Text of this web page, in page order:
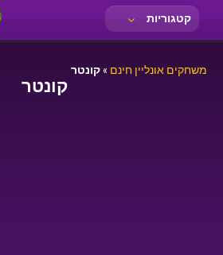
קטגוריות
משחקים אונליין חינם »קונטר
קונטר